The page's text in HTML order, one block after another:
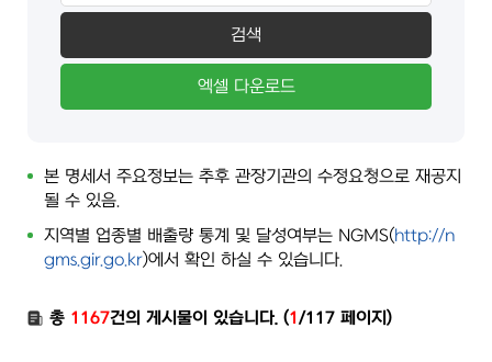
검색
엑셀 다운로드
본 명세서 주요정보는 추후 관장기관의 수정요청으로 재공지
될 수 있음.
지역별 업종별 배출량 통계 및 달성여부는 NGMS(http://n
gms.gir.go.kr)에서 확인 하실 수 있습니다.
총 1167건의 게시물이 있습니다. (1/117 페이지)